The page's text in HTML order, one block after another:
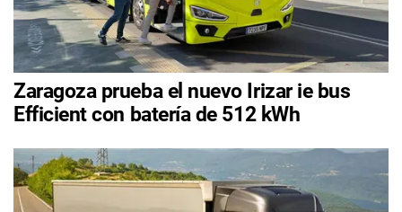
Zaragoza prueba el nuevo Irizar ie bus
Efficient con batería de 512 kWh